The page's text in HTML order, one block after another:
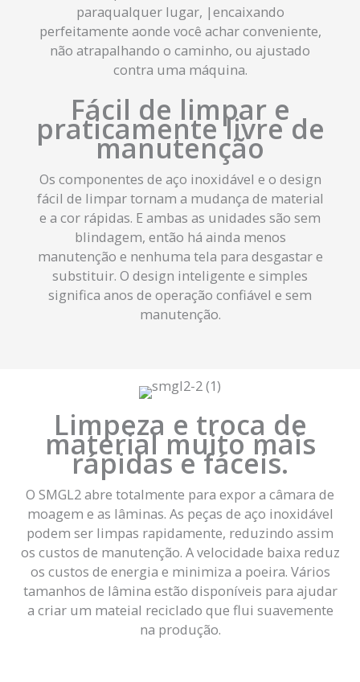
paraqualquer lugar, |encaixando
perfeitamente aonde você achar conveniente,
não atrapalhando o caminho, ou ajustado
contra uma máquina.
Fácil de limpar e
praticamente livre de
manutenção
Os componentes de aço inoxidável e o design
fácil de limpar tornam a mudança de material
e a cor rápidas. E ambas as unidades são sem
blindagem, então há ainda menos
manutenção e nenhuma tela para desgastar e
substituir. O design inteligente e simples
significa anos de operação confiável e sem
manutenção.
Limpeza e troca de
material muito mais
rápidas e fáceis.
O SMGL2 abre totalmente para expor a câmara de
moagem e as lâminas. As peças de aço inoxidável
podem ser limpas rapidamente, reduzindo assim
os custos de manutenção. A velocidade baixa reduz
os custos de energia e minimiza a poeira. Vários
tamanhos de lâmina estão disponíveis para ajudar
a criar um mateial reciclado que flui suavemente
na produção.